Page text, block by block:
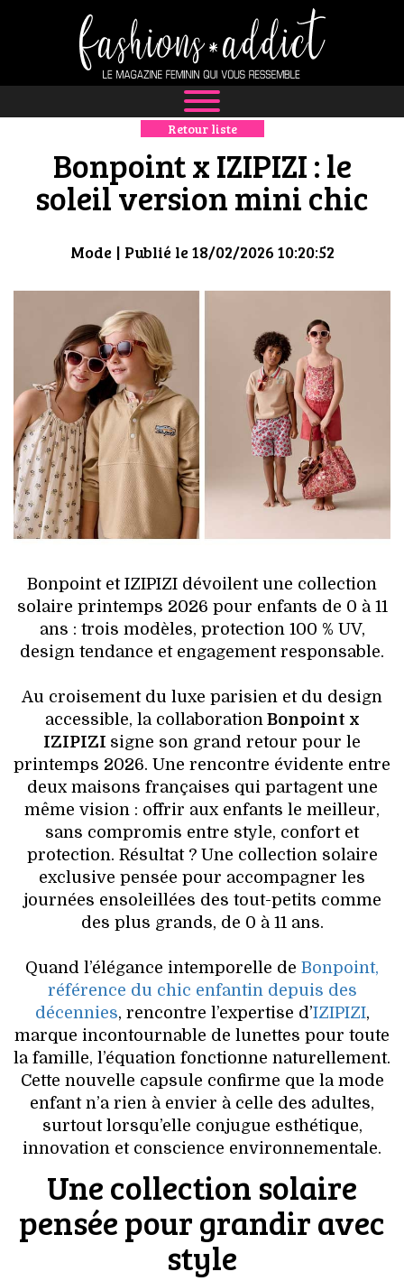
NEWS
MODE
BOUTIQUE
CULTURE
HIGH TECH
MAISON
AUTO
LIEUX TENDANCES
BEAUTÉ
MODE DE RUE
HISTOIRE DES MARQUES
DÉCO
VOYAGES & LOISIRS
Retour liste
Bonpoint x IZIPIZI : le
soleil version mini chic
Mode| Publié le 18/02/2026 10:20:52
Bonpoint et IZIPIZI dévoilent une collection
solaire printemps 2026 pour enfants de 0 à 11
ans : trois modèles, protection 100 % UV,
design tendance et engagement responsable.
Au croisement du luxe parisien et du design
accessible, la collaborationBonpoint x
IZIPIZI signe son grand retour pour le
printemps 2026. Une rencontre évidente entre
deux maisons françaises qui partagent une
même vision : offrir aux enfants le meilleur,
sans compromis entre style, confort et
protection. Résultat ? Une collection solaire
exclusive pensée pour accompagner les
journées ensoleillées des tout-petits comme
des plus grands, de 0 à 11 ans.
Quand l’élégance intemporelle de Bonpoint,
référence du chic enfantin depuis des
décennies, rencontre l’expertise d’IZIPIZI,
marque incontournable de lunettes pour toute
la famille, l’équation fonctionne naturellement.
Cette nouvelle capsule confirme que la mode
enfant n’a rien à envier à celle des adultes,
surtout lorsqu’elle conjugue esthétique,
innovation et conscience environnementale.
Une collection solaire
pensée pour grandir avec
style